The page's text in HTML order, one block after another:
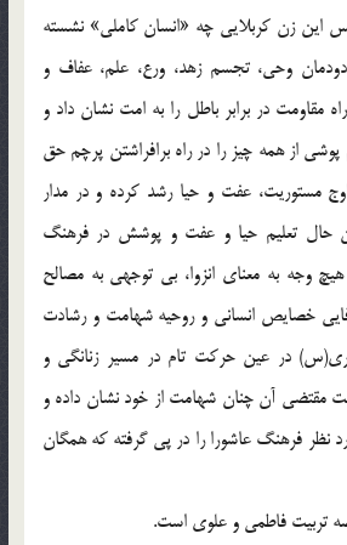
اين زن کربلايي چه «انسان کاملي» نشسته
وحي، تجسم زهد، ورع، علم، عفاف و
مقاومت در برابر باطل را به امت نشان داد و
از همه چيز را در راه برافراشتن پرچم حق
مستوريت، عفت و حيا رشد کرده و در مدار
حال تعليم حيا و عفت و پوشش در فرهنگ
وجه به معناي انزوا، بي توجهي به مصالح
خصايص انساني و روحيه شهامت و رشادت
در عين حرکت تام در مسير زنانگي و
مقتضي آن چنان شهامت از خود نشان داده و
نظر فرهنگ عاشورا را در پي گرفته که همگان
تربيت فاطمي و علوي است.